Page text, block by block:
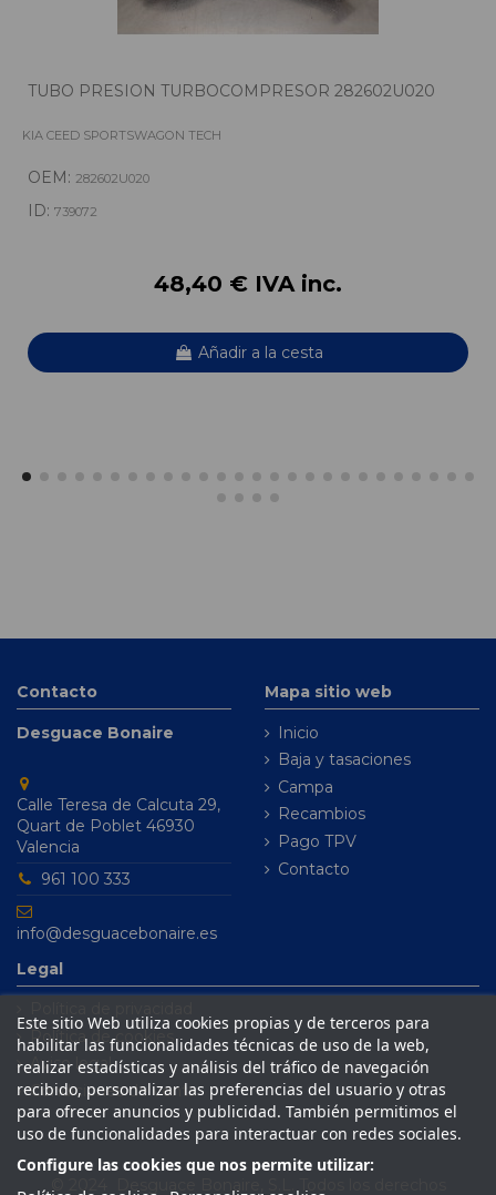
TUBO PRESION TURBOCOMPRESOR 282602U020
KIA CEED SPORTSWAGON TECH
OEM: 282602U020
ID: 739072
48,40 € IVA inc.
Añadir a la cesta
Contacto
Desguace Bonaire
Calle Teresa de Calcuta 29,
Quart de Poblet 46930
Valencia
961 100 333
info@desguacebonaire.es
Mapa sitio web
Inicio
Baja y tasaciones
Campa
Recambios
Pago TPV
Contacto
Legal
Política de cookies
Aviso legal
Condiciones de venta
Este sitio Web utiliza cookies propias y de terceros para
habilitar las funcionalidades técnicas de uso de la web,
realizar estadísticas y análisis del tráfico de navegación
recibido, personalizar las preferencias del usuario y otras
para ofrecer anuncios y publicidad. También permitimos el
uso de funcionalidades para interactuar con redes sociales.
Configure las cookies que nos permite utilizar: